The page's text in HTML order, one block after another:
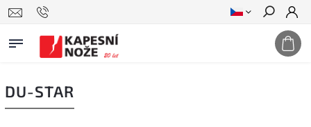
Hledat
DU-STAR